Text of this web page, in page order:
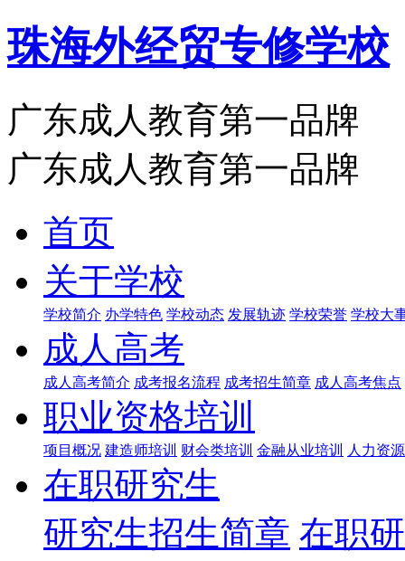
珠海外经贸专修学校
广东成人教育第一品牌
广东成人教育第一品牌
首页
关于学校
学校简介 办学特色 学校动态 发展轨迹 学校荣誉 学校大
成人高考
成人高考简介 成考报名流程 成考招生简章 成人高考焦点
职业资格培训
项目概况 建造师培训 财会类培训 金融从业培训 人力资
在职研究生
研究生招生简章 在职